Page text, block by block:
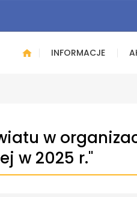
INFORMACJE
w
w 2025 r.''